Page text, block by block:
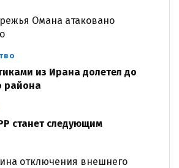
Омана атаковано
из Ирана долетел до
района
станет следующим
отключения внешнего